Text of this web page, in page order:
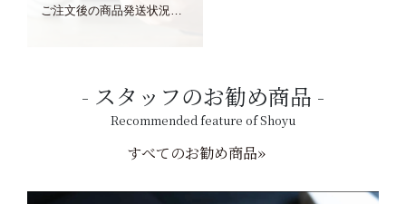
ご注文後の商品発送状況については、こちらからご確認くださいませ。
スタッフのお勧め商品
Recommended feature of Shoyu
すべてのお勧め商品»